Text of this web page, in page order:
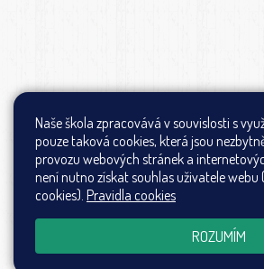
Naše škola zpracovává v souvislosti s
pouze taková cookies, která jsou
provozu webových stránek a
není nutno získat souhlas uživatele
cookies). Pravidla cookies
ROZUMÍM